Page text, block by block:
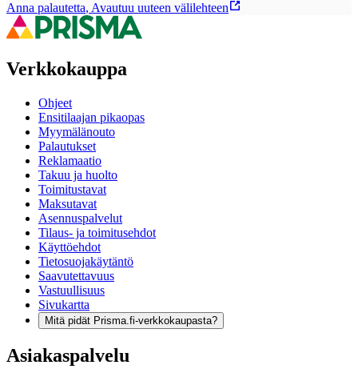
Anna palautetta, Avautuu uuteen välilehteen
Verkkokauppa
Ohjeet
Ensitilaajan pikaopas
Myymälänouto
Palautukset
Reklamaatio
Takuu ja huolto
Toimitustavat
Maksutavat
Asennuspalvelut
Tilaus- ja toimitusehdot
Käyttöehdot
Tietosuojakäytäntö
Saavutettavuus
Vastuullisuus
Sivukartta
Mitä pidät Prisma.fi-verkkokaupasta?
Asiakaspalvelu